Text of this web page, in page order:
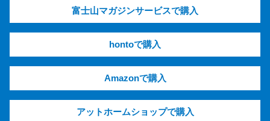
富士山マガジンサービスで購入
hontoで購入
Amazonで購入
アットホームショップで購入